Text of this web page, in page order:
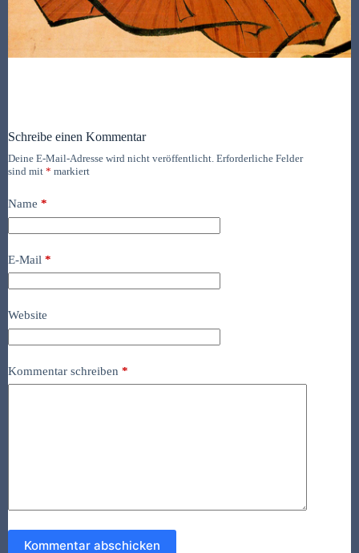
Schreibe einen Kommentar
Deine E-Mail-Adresse wird nicht veröffentlicht. Erforderliche Felder
sind mit * markiert
Name *
E-Mail *
Website
Kommentar schreiben *
Kommentar abschicken